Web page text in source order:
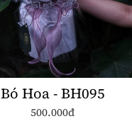
Bó Hoa - BH095
500.000đ